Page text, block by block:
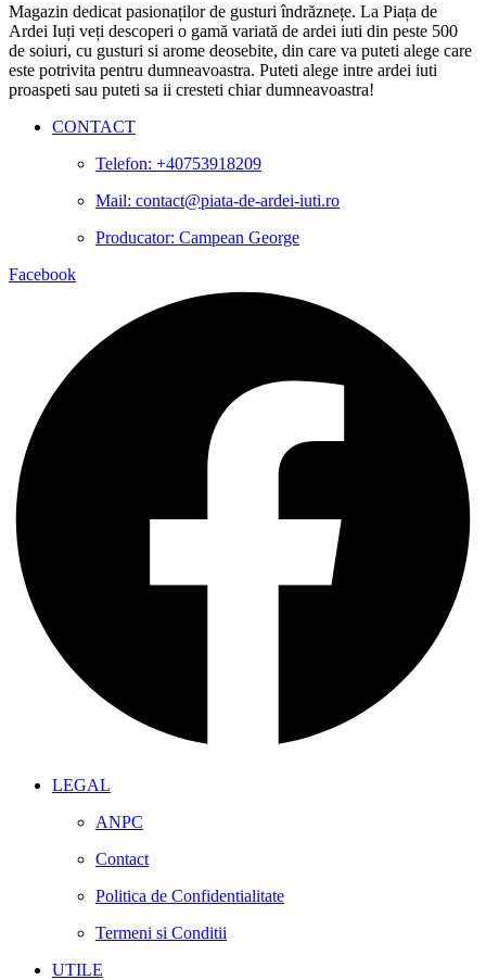
Magazin dedicat pasionaților de gusturi îndrăznețe. La Piața de
Ardei Iuți veți descoperi o gamă variată de ardei iuti din peste 500
de soiuri, cu gusturi si arome deosebite, din care va puteti alege care
este potrivita pentru dumneavoastra. Puteti alege intre ardei iuti
proaspeti sau puteti sa ii cresteti chiar dumneavoastra!
CONTACT
Telefon: +40753918209
Mail: contact@piata-de-ardei-iuti.ro
Producator: Campean George
Facebook
LEGAL
ANPC
Contact
Politica de Confidentialitate
Termeni si Conditii
UTILE